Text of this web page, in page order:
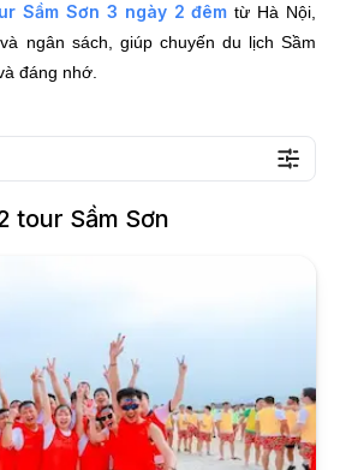
Sầm Sơn 3 ngày 2 đêm từ Hà Nội,
ngân sách, giúp chuyến du lịch Sầm
đáng nhớ.
tour Sầm Sơn